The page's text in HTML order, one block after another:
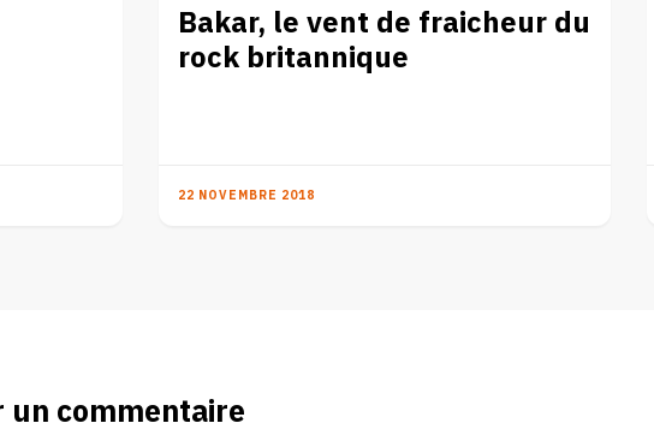
Bakar, le vent de fraicheur du
rock britannique
22 NOVEMBRE 2018
un commentaire